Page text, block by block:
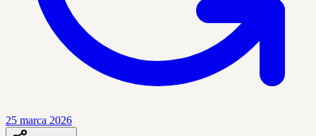
25 marca 2026